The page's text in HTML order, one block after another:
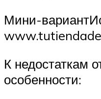
Мини-
К недостаткам
особенности: